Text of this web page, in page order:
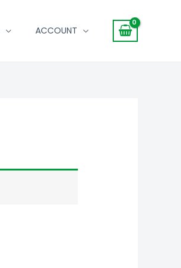
ACCOUNT